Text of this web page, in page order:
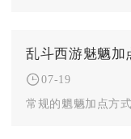
07-19